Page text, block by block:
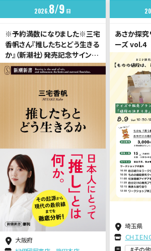
2026 8 9 日
※予約満数になりました※三宅
香帆さん『推したちとどう生きる
か』（新潮社）発売記念サイン
会 ご予約受付中！
大阪府
あさか探究
ーズ vol.4
埼玉県
ＣＨＩＥ